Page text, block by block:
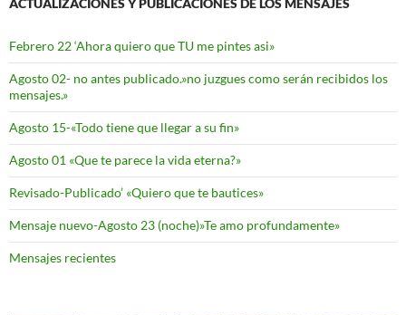
Febrero 22 ‘Ahora quiero que TU me pintes asi»
Agosto 02- no antes publicado.»no juzgues como serán recibidos los
mensajes.»
Agosto 15-«Todo tiene que llegar a su fin»
Agosto 01 «Que te parece la vida eterna?»
Revisado-Publicado’ «Quiero que te bautices»
Mensaje nuevo-Agosto 23 (noche)»Te amo profundamente»
Mensajes recientes